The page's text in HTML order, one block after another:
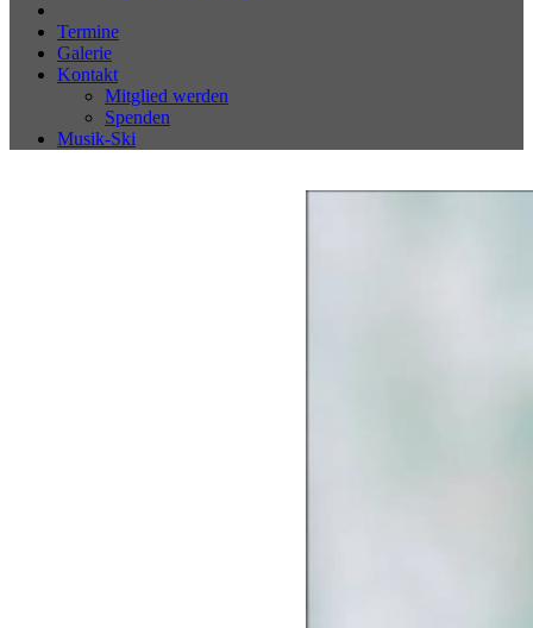
Termine
Galerie
Kontakt
Mitglied werden
Spenden
Musik-Ski